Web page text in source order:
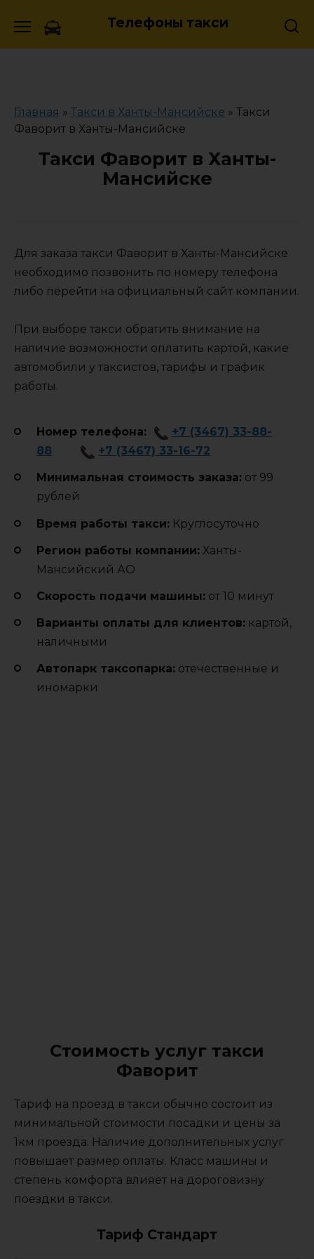
Телефоны такси
Главная » Такси в Ханты-Мансийске » Такси
Фаворит в Ханты-Мансийске
Такси Фаворит в Ханты-
Мансийске
Для заказа такси Фаворит в Ханты-Мансийске
необходимо позвонить по номеру телефона
либо перейти на официальный сайт компании.
При выборе такси обратить внимание на
наличие возможности оплатить картой, какие
автомобили у таксистов, тарифы и график
работы.
Номер телефона:
+7 (3467) 33-88-
88
+7 (3467) 33-16-72
Минимальная стоимость заказа: от 99
рублей
Время работы такси: Круглосуточно
Регион работы компании: Ханты-
Мансийский АО
Cкорость подачи машины: от 10 минут
Варианты оплаты для клиентов: картой,
наличными
Автопарк таксопарка: отечественные и
иномарки
Стоимость услуг такси
Фаворит
Тариф на проезд в такси обычно состоит из
минимальной стоимости посадки и цены за
1км проезда. Наличие дополнительных услуг
повышает размер оплаты. Класс машины и
степень комфорта влияет на дороговизну
поездки в такси.
Тариф Стандарт